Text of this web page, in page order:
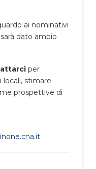
ai nominativi
dato ampio
per
locali, stimare
prospettive di